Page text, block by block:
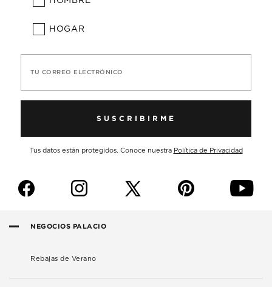
HOGAR
TU CORREO ELECTRÓNICO
SUSCRIBIRME
Tus datos están protegidos. Conoce nuestra Política de Privacidad
f i p y
NEGOCIOS PALACIO
Rebajas de Verano